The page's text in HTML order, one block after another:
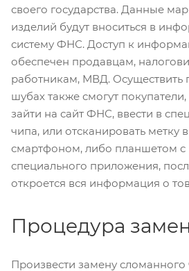
своего государства. Данные
изделий будут вноситься в
систему ФНС. Доступ к
обеспечен продавцам,
работникам, МВД. Осуществить
шубах также смогут
зайти на сайт ФНС, ввести в
чипа, или отсканировать метку
смартфоном, либо планшетом
специального приложения,
откроется вся информация о
Процедура
Произвести замену сломанного